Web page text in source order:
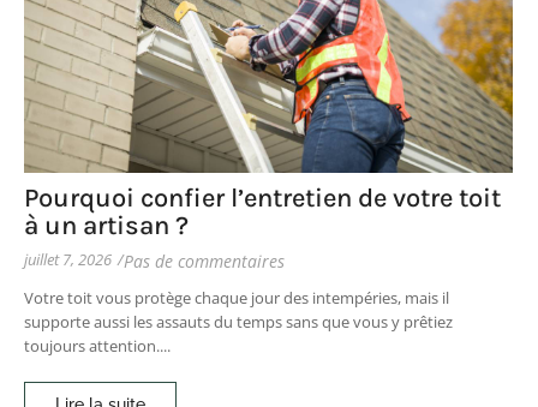
Pourquoi confier l’entretien de votre toit
à un artisan ?
juillet 7, 2026 /Pas de commentaires
Votre toit vous protège chaque jour des intempéries, mais il
supporte aussi les assauts du temps sans que vous y prêtiez
toujours attention....